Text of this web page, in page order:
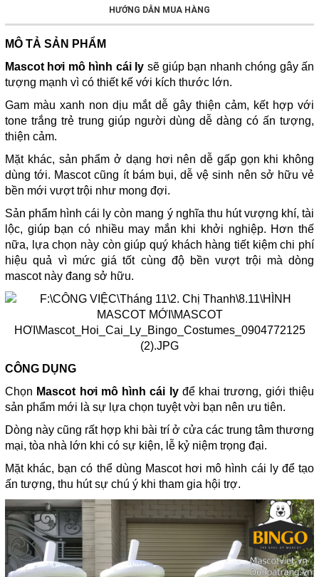
HƯỚNG DẪN MUA HÀNG
MÔ TẢ SẢN PHẨM
Mascot hơi mô hình cái ly sẽ giúp bạn nhanh chóng gây ấn
tượng mạnh vì có thiết kế với kích thước lớn.
Gam màu xanh non dịu mắt dễ gây thiện cảm, kết hợp với
tone trắng trẻ trung giúp người dùng dễ dàng có ấn tượng,
thiện cảm.
Mặt khác, sản phẩm ở dạng hơi nên dễ gấp gọn khi không
dùng tới. Mascot cũng ít bám bụi, dễ vệ sinh nên sở hữu vẻ
bền mới vượt trội như mong đợi.
Sản phẩm hình cái ly còn mang ý nghĩa thu hút vượng khí, tài
lộc, giúp bạn có nhiều may mắn khi khởi nghiệp. Hơn thế
nữa, lựa chọn này còn giúp quý khách hàng tiết kiệm chi phí
hiệu quả vì mức giá tốt cùng độ bền vượt trội mà dòng
mascot này đang sở hữu.
CÔNG DỤNG
Chọn Mascot hơi mô hình cái lyđể khai trương, giới thiệu
sản phẩm mới là sự lựa chọn tuyệt vời bạn nên ưu tiên.
Dòng này cũng rất hợp khi bài trí ở cửa các trung tâm thương
mại, tòa nhà lớn khi có sự kiện, lễ kỷ niệm trọng đại.
Mặt khác, bạn có thể dùng Mascot hơi mô hình cái ly để tạo
ấn tượng, thu hút sự chú ý khi tham gia hội trợ.